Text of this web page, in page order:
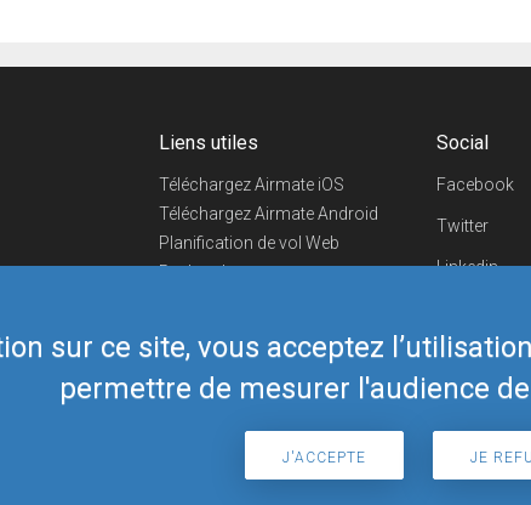
sur ce site, vous acceptez
permettre de mesurer l'audience
J'ACCEPTE JE
Liens utiles
Téléchargez Airmate iOS
Téléchargez Airmate Android
Planification de vol Web
Recherche
Boutique Airmate
Social
Facebook
Twitter
Linkedin
Telegram